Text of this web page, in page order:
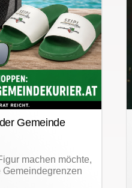
Gemeinde
machen möchte,